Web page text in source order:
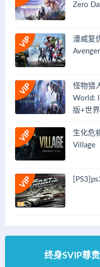
Zero
漫威复
怪物猎
World:
版+世
生化危
Village
终身SVIP尊